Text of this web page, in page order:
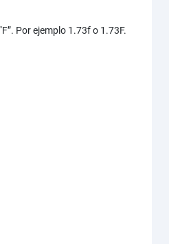
Por ejemplo 1.73f o 1.73F.